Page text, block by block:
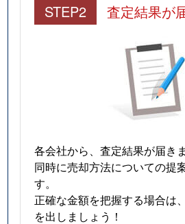
STEP2 査定結果が
各会社から、査定結果が届きま
同時に売却方法についての提
す。
正確な金額を把握する場合は
を出しましょう！